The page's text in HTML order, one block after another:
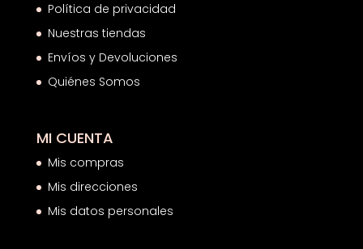
Política de privacidad
Nuestras tiendas
Envíos y Devoluciones
Quiénes Somos
MI CUENTA
Mis compras
Mis direcciones
Mis datos personales